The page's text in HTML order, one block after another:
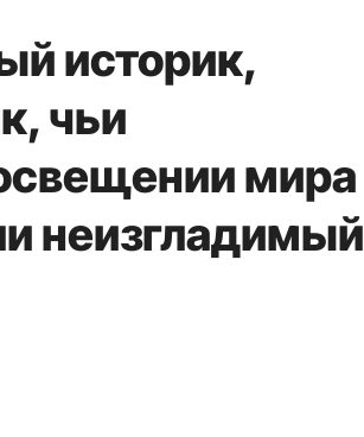
историк,
чьи
мира
неизгладимый